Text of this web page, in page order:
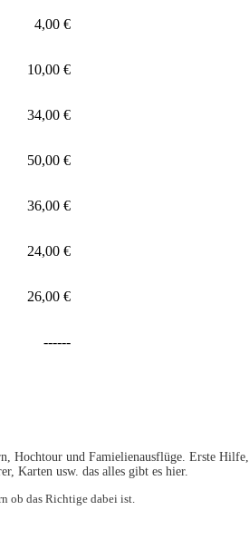
4,00 €
10,00 €
34,00 €
50,00 €
36,00 €
24,00 €
26,00 €
------
Hochtour und Famielienausflüge. Erste
Karten usw. das alles gibt es hier.
ob das Richtige dabei ist.